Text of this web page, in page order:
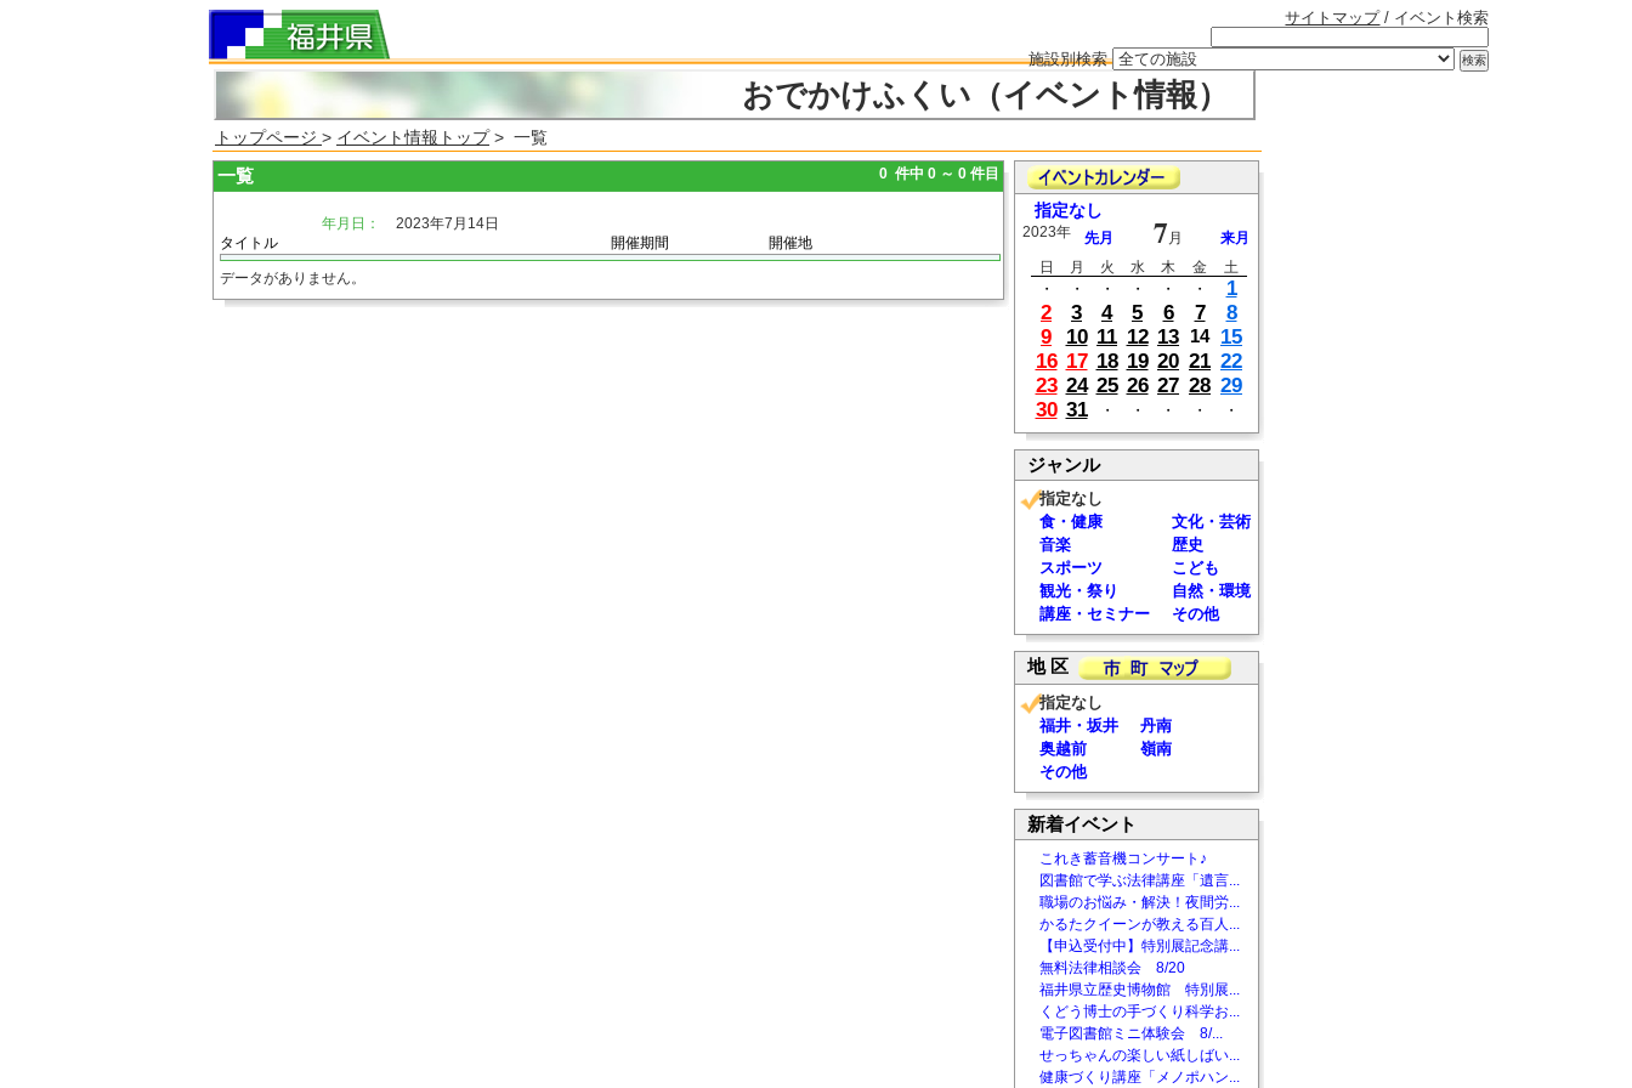
サイトマップ/ イベント検索
施設別検索
おでかけふくい（イベント情報）
トップページ > イベント情報トップ> 一覧
一覧 0 件中 0 ～ 0 件目
年月日：
2023年7月14日
タイトル
開催期間 開催地
データがありません。
指定なし
2023年 先月 7 月
来月
日
月 火 水 木 金
土
・
・ ・ ・ ・ ・
1
2
3 4 5 6 7
8
9
10 11 12 13 14
15
16 17 18 19 20 21 22
23 24 25 26 27 28 29
30 31 ・ ・ ・ ・ ・
ジャンル
指定なし
食・健康
文化・芸術
音楽
歴史
スポーツ
こども
観光・祭り
自然・環境
講座・セミナー
その他
地 区
指定なし
福井・坂井
丹南
奥越前
嶺南
その他
新着イベント
これき蓄音機コンサート♪
図書館で学ぶ法律講座「遺言...
職場のお悩み・解決！夜間労...
かるたクイーンが教える百人...
【申込受付中】特別展記念講...
無料法律相談会 8/20
福井県立歴史博物館 特別展...
くどう博士の手づくり科学お...
電子図書館ミニ体験会 8/...
せっちゃんの楽しい紙しばい...
健康づくり講座「メノポハン...